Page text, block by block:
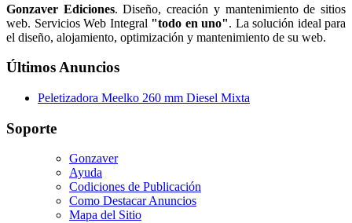
Gonzaver Ediciones. Diseño, creación y mantenimiento de sitios
web. Servicios Web Integral "todo en uno". La solución ideal para
el diseño, alojamiento, optimización y mantenimiento de su web.
Últimos Anuncios
Peletizadora Meelko 260 mm Diesel Mixta
Soporte
Gonzaver
Ayuda
Codiciones de Publicación
Como Destacar Anuncios
Mapa del Sitio